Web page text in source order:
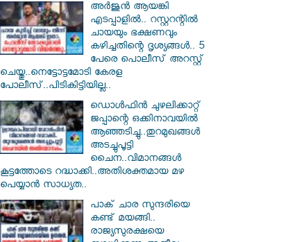
അർജുൻ ആയങ്കി
എടപ്പാളിൽ.. റസ്റ്ററന്റിൽ
ചായയും ഭക്ഷണവും
കഴിച്ചതിന്റെ ദൃശ്യങ്ങൾ.. 5
പേരെ പൊലീസ് അറസ്റ്റ്
ചെയ്തു..നെട്ടോട്ടമോടി കേരള
പോലീസ്..പിടികിട്ടിയില്ല..
ഡൊൾഫിൻ ചുഴലിക്കാറ്റ്
ജപ്പാന്റെ ഒക്കിനാവയിൽ
ആഞ്ഞടിച്ചു..തുറമുഖങ്ങൾ
അടച്ചുപൂട്ടി
ചൈന..വിമാനങ്ങൾ
കൂട്ടത്തോടെ റദ്ധാക്കി..അതിശക്തമായ മഴ
പെയ്യാൻ സാധ്യത..
പാക് ചാര സുന്ദരിയെ
കണ്ട് മയങ്ങി..
രാജ്യസുരക്ഷയെ